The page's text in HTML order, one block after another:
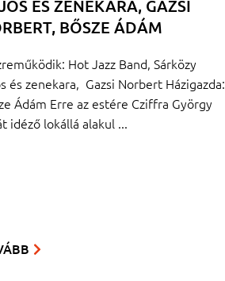
ÉS ZENEKARA, GAZSI
BŐSZE ÁDÁM
Hot Jazz Band, Sárközy
és zenekara, Gazsi Norbert Házigazda:
Ádám Erre az estére Cziffra György
idéző lokállá alakul ...